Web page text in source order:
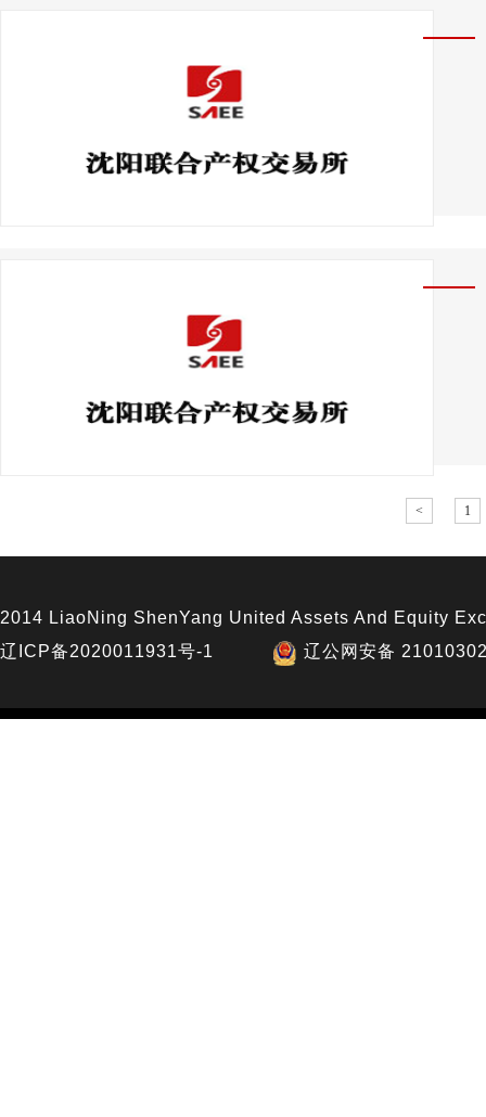
< 1
2014 LiaoNing ShenYang United Assets And Equity
辽ICP备2020011931号-1
辽公网安备